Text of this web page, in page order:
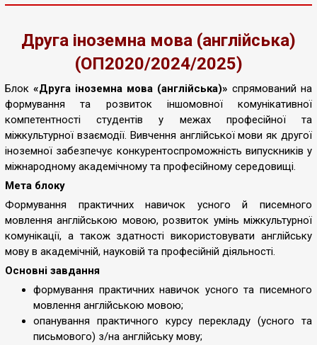
Друга іноземна мова (англійська)
(ОП2020/2024/2025)
Блок «Друга іноземна мова (англійська)» спрямований на
формування та розвиток іншомовної комунікативної
компетентності студентів у межах професійної та
міжкультурної взаємодії. Вивчення англійської мови як другої
іноземної забезпечує конкурентоспроможність випускників у
міжнародному академічному та професійному середовищі.
Мета блоку
Формування практичних навичок усного й писемного
мовлення англійською мовою, розвиток умінь міжкультурної
комунікації, а також здатності використовувати англійську
мову в академічній, науковій та професійній діяльності.
Основні завдання
формування практичних навичок усного та писемного
мовлення англійською мовою;
опанування практичного курсу перекладу (усного та
письмового) з/на англійську мову;